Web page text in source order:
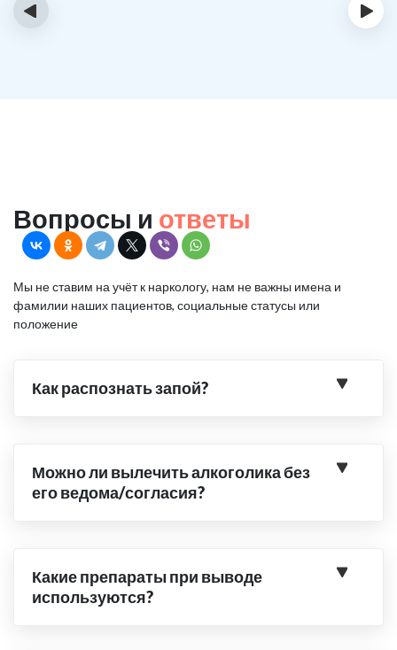
‹ ›
Вопросы и ответы
Мы не ставим на учёт к наркологу, нам не важны имена и
фамилии наших пациентов, социальные статусы или
положение
Как распознать запой?
Можно ли вылечить алкоголика без
его ведома/согласия?
Какие препараты при выводе
используются?